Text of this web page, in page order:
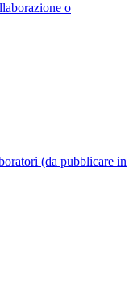
o
(da pubblicare in